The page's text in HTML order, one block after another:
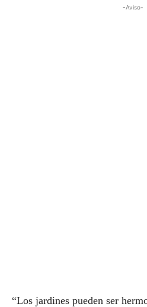
-Aviso-
“Los jardines pueden ser